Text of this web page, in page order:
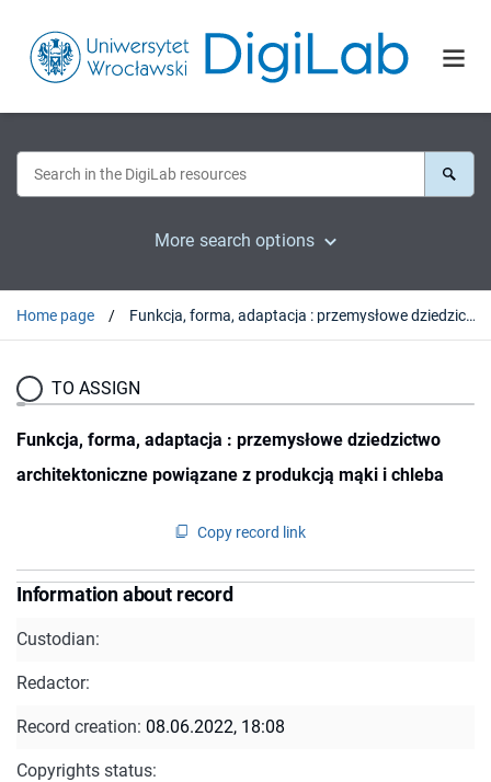
More search options
Home page Funkcja, forma, adaptacja : przemysłowe dziedzictwo architektoniczne powiązane z produkcją mąki i chleba
TO ASSIGN
Funkcja, forma, adaptacja : przemysłowe dziedzictwo
architektoniczne powiązane z produkcją mąki i chleba
Copy record link
Information about record
Custodian:
Redactor:
Record creation: 08.06.2022, 18:08
Copyrights status: